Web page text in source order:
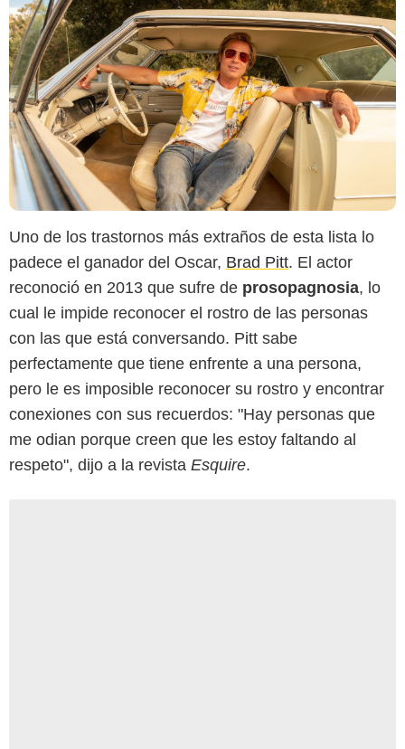
Uno de los trastornos más extraños de esta lista lo
padece el ganador del Oscar, Brad Pitt. El actor
reconoció en 2013 que sufre de prosopagnosia, lo
cual le impide reconocer el rostro de las personas
con las que está conversando. Pitt sabe
perfectamente que tiene enfrente a una persona,
pero le es imposible reconocer su rostro y encontrar
conexiones con sus recuerdos: "Hay personas que
me odian porque creen que les estoy faltando al
respeto", dijo a la revista Esquire.